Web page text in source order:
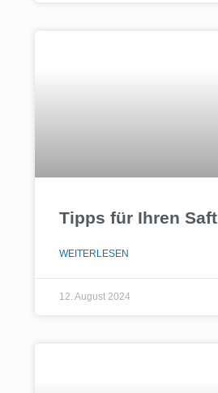
Tipps für Ihren Saft
WEITERLESEN
12. August 2024